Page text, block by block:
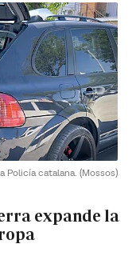
Policía catalana. (Mossos)
expande la